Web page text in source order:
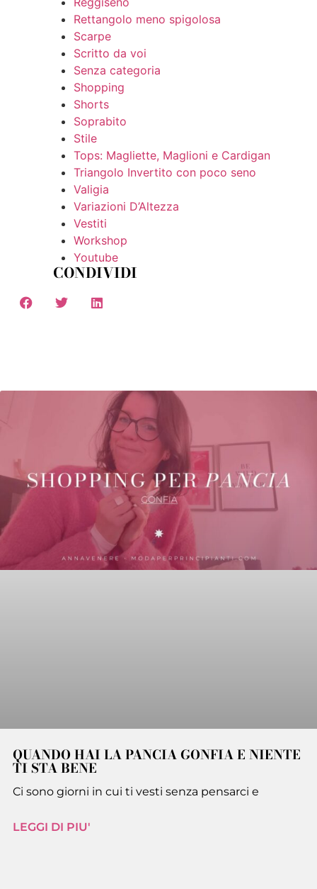
Rettangolo meno spigolosa
Scarpe
Scritto da voi
Senza categoria
Shopping
Shorts
Soprabito
Stile
Tops: Magliette, Maglioni e Cardigan
Triangolo Invertito con poco seno
Valigia
Variazioni D’Altezza
Vestiti
Workshop
Youtube
CONDIVIDI
QUANDO HAI LA PANCIA GONFIA E NIENTE
TI STA BENE
Ci sono giorni in cui ti vesti senza pensarci e
LEGGI DI PIU'